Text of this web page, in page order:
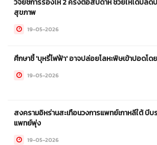
วิจัยชี้การร้องไห้ 2 ครั้งต่อสัปดาห์ ช่วยให้ได้ปล
สุขภาพ
19-05-2026
ศึกษาชี้ 'บุหรี่ไฟฟ้า' อาจปล่อยโลหะพิษเข้าปอดโด
19-05-2026
สงครามอิหร่านสะเทือนวงการแพทย์เกาหลีใต้ บี
แพทย์พุ่ง
19-05-2026